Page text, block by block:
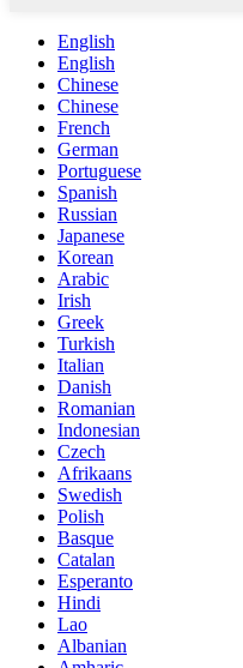
English
English
Chinese
Chinese
French
German
Portuguese
Spanish
Russian
Japanese
Korean
Arabic
Irish
Greek
Turkish
Italian
Danish
Romanian
Indonesian
Czech
Afrikaans
Swedish
Polish
Basque
Catalan
Esperanto
Hindi
Lao
Albanian